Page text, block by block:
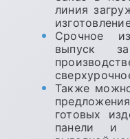
линия
Срочное
выпуск
Также
готовых
панели и